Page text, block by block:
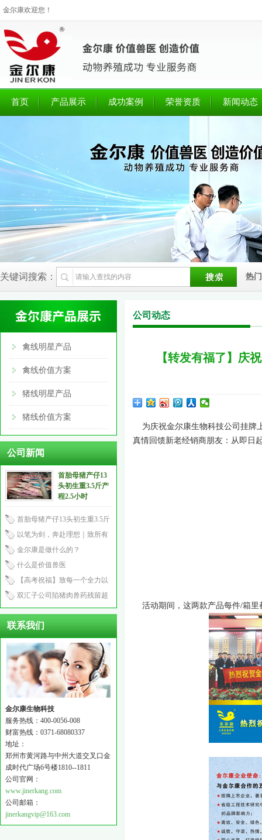
金尔康欢迎您！
首页 产品展示 成功案例 荣誉资质 新闻动态
关键词搜索： 热
公司动态
【转发有福了】庆
为庆祝金尔康生物科技公司挂牌
真情回馈新老经销商朋友：从即日
活动期间，这两款产品每件/箱里
禽线明星产品
禽线价值方案
猪线明星产品
猪线价值方案
公司新闻
首胎母猪产仔13
头初生重3.5斤产
程2.5小时
首胎母猪产仔13头初生重3.5斤
产程2.5小时
以笔为剑，奔赴理想｜致所有
中考少年
金尔康是做什么的？
什么是价值兽医
【高考祝福】致每一个全力以
赴的你：笔锋所至，心之所向
双汇子公司陷猪肉兽药残留超
标风波！
联系我们
金尔康生物科技
服务热线：400-0056-008
财富热线：0371-68080337
地址：
郑州市黄河路与中州大道交叉口金
成时代广场6号楼1810--1811
公司官网：
www.jinerkang.com
公司邮箱：
jinerkangvip@163.com